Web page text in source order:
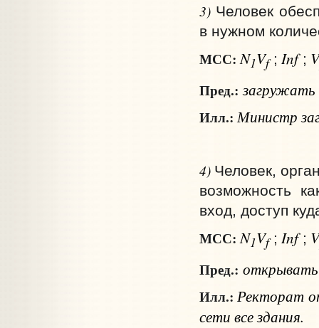
3) Человек
в нужном
МСС: N1Vf; Inf; V
Пред.: загружать
Илл.: Министр
4) Человек,
возможность
вход, доступ
МСС: N1Vf; Inf; V
Пред.:
Илл.: Ректорат
сети все здания.